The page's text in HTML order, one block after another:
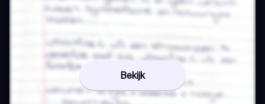
Bekijk